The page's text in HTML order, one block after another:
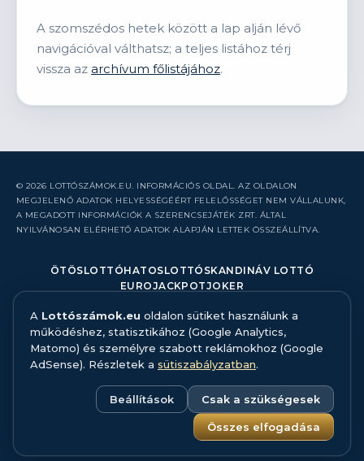
A szomszédos hetek között a lap alján lévő
navigációval válthatsz; a teljes listához térj
vissza az archívum főlistájához.
© 2026 LOTTÓSZÁMOK.EU. INFORMÁCIÓS OLDAL. AZ OLDALON
MEGJELENŐ ADATOK HELYESSÉGÉÉRT FELELŐSSÉGET NEM VÁLLALUNK,
A MEGADOTT INFORMÁCIÓK A SZERENCSEJÁTÉK ZRT. ÁLTAL
NYILVÁNOSAN ELÉRHETŐ ADATOK ALAPJÁN LETTEK ÖSSZEÁLLÍTVA.
ÖTÖSLOTTÓHATOSLOTTÓ SKANDINÁV LOTTÓ
EUROJACKPOTJOKER
RÓLUNK
KAPCSOLAT
HIBABEJELENTÉS
ADATFORRÁS ÉS MÓDSZERTAN
ADATKEZELÉS
SÜTISZABÁLYZAT
A Lottószámok.eu oldalon sütiket használunk a
működéshez, statisztikához (Google Analytics,
Matomo) és személyre szabott reklámokhoz (Google
AdSense). Részletek a sütiszabályzatban.
Beállítások Csak a szükségesek
Összes elfogadása